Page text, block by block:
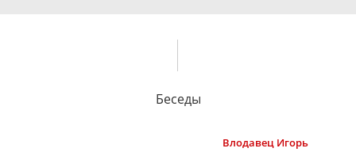
Беседы
Влодавец Игорь